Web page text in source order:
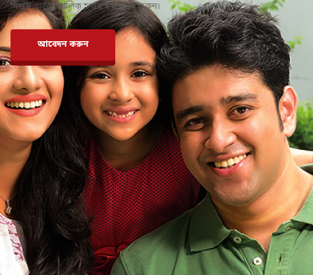
নিজস্ব বাড়ীর মালিক হবার স্বপ্ন পূরণ করুন।
আবেদন করুন